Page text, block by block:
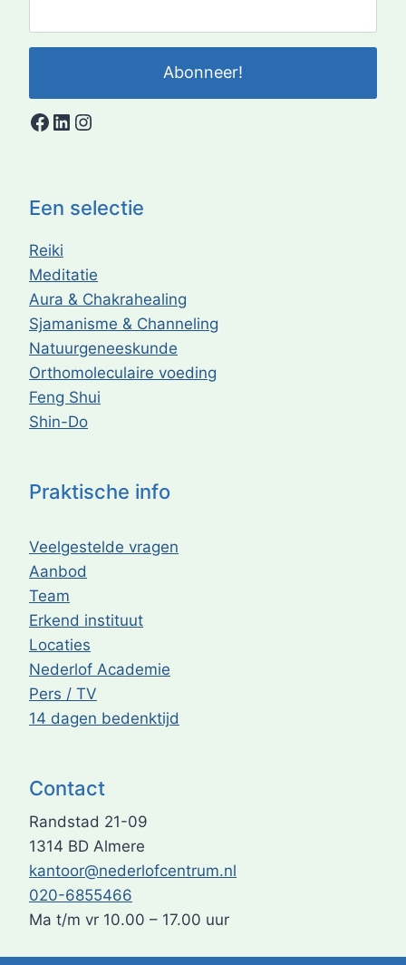
Contact
Randstad 21-09
1314 BD Almere
kantoor@nederlofcentrum.nl
020-6855466
Ma t/m vr 10.00 – 17.00 uur
Praktische info
Veelgestelde vragen
Aanbod
Team
Erkend instituut
Locaties
Nederlof Academie
Pers / TV
14 dagen bedenktijd
Een selectie
Reiki
Meditatie
Aura & Chakrahealing
Sjamanisme & Channeling
Natuurgeneeskunde
Orthomoleculaire voeding
Feng Shui
Shin-Do
Abonneer!
Facebook
LinkedIn
Instagram